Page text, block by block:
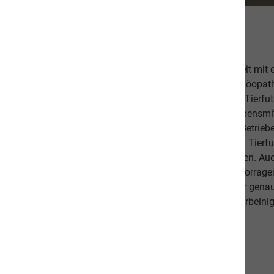
Unsere hochwertige Tiernahrung ist in Zusammenarbeit mit
bestehend aus einer Tierärztin, Tierheilpraktikern,
Ernährungsfachleuten entwickelt worden. Das leckere
Fischanteil von ca. 70% im Durchschnitt und weist
Schlachtabfälle). Höchste Qualität aus kontrollierten
Beilagen sind der Garant, dass Sie mit unserem naVita
Lieblinge ausgewogen und abwechslungsreich ernähren.
darauf, dass es Ihnen persönlich gut geht. Unsere
beweisen dies. Als Schweizer Unternehmen kennen wir
Qualitätsansprüche unserer Kunden sowie unseren